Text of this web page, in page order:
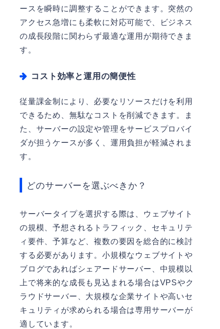
ースを瞬時に調整することができます。突然の
アクセス急増にも柔軟に対応可能で、ビジネス
の成長段階に関わらず最適な運用が期待できま
す。
コスト効率と運用の簡便性
従量課金制により、必要なリソースだけを利用
できるため、無駄なコストを削減できます。ま
た、サーバーの設定や管理をサービスプロバイ
ダが担うケースが多く、運用負担が軽減されま
す。
どのサーバーを選ぶべきか？
サーバータイプを選択する際は、ウェブサイト
の規模、予想されるトラフィック、セキュリテ
ィ要件、予算など、複数の要因を総合的に検討
する必要があります。小規模なウェブサイトや
ブログであればシェアードサーバー、中規模以
上で将来的な成長も見込まれる場合はVPSやク
ラウドサーバー、大規模な企業サイトや高いセ
キュリティが求められる場合は専用サーバーが
適しています。